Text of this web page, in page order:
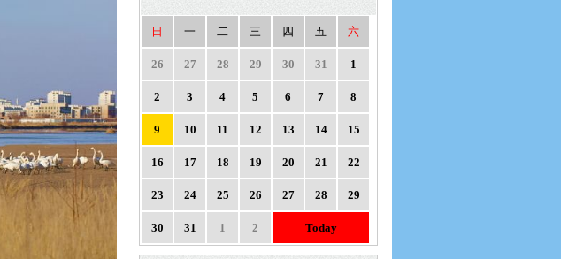
日 一 二 三 四 五 六
26 27 28 29 30 31 1
2 3 4 5 6 7 8
9 10 11 12 13 14 15
16 17 18 19 20 21 22
23 24 25 26 27 28 29
30 31 1 2 Today